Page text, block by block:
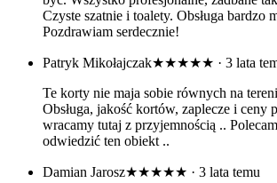
Czyste szatnie i toalety. Obsługa bardzo
Pozdrawiam serdecznie!
Patryk Mikołajczak★★★★★ · 3 lata
Te korty nie maja sobie równych na
Obsługa, jakość kortów, zaplecze i ceny
wracamy tutaj z przyjemnością ..
odwiedzić ten obiekt ..
Damian Jarosz★★★★★ · 3 lata temu